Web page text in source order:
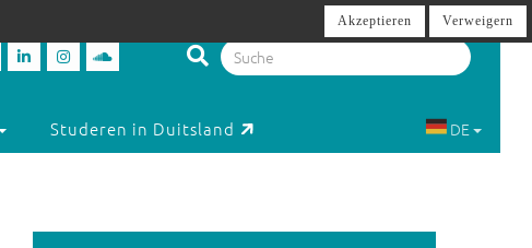
Studeren in Duitsland DE
Akzeptieren Verweigern